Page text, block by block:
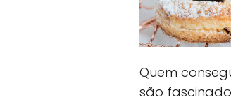
Quem
são